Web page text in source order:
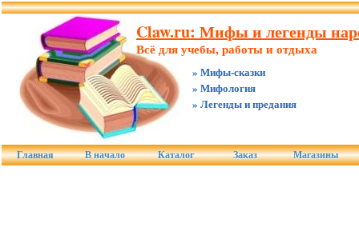
Claw.ru: Мифы и легенды
Всё для учебы, работы и отдыха
» Мифы-сказки
» Мифология
» Легенды и предания
Главная В начало Каталог Заказ Магазины